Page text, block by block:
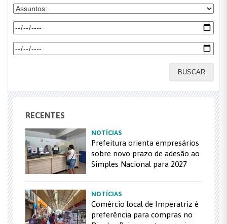
BUSCAR
RECENTES
NOTÍCIAS
Prefeitura orienta empresários
sobre novo prazo de adesão ao
Simples Nacional para 2027
NOTÍCIAS
Comércio local de Imperatriz é
preferência para compras no